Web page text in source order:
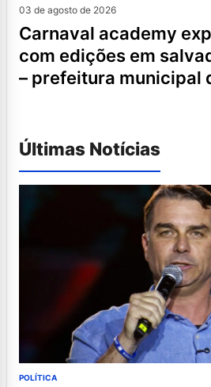
03 de agosto de 2026
carnaval academy expande atuação
com edições em
– prefeitura municipal
Últimas Notícias
POLÍTICA